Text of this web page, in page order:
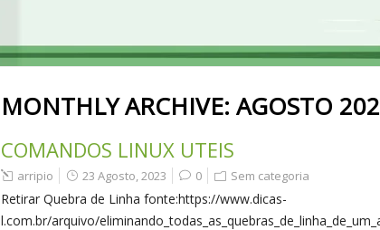
MONTHLY ARCHIVE: AGOSTO
COMANDOS LINUX UTEIS
arripio 23 Agosto, 2023 0 Sem categoria
Retirar Quebra de Linha fonte:https://www.dicas-
l.com.br/arquivo/